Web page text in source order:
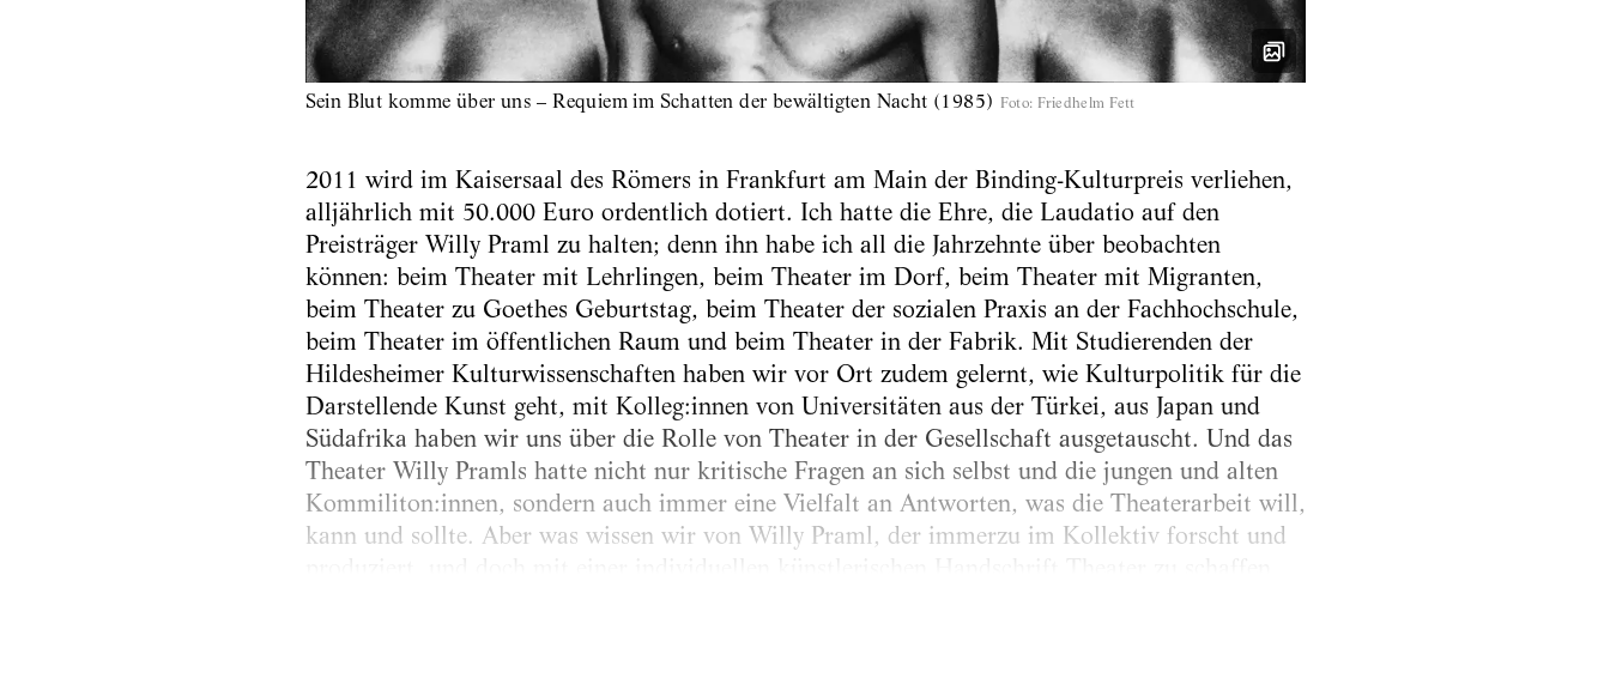
Sein Blut komme über uns – Requiem im Schatten der bewältigten Nacht (1985) Foto: Friedhelm Fett
2011 wird im Kaisersaal des Römers in Frankfurt am Main der Binding-Kulturpreis verliehen,
alljährlich mit 50.000 Euro ordentlich dotiert. Ich hatte die Ehre, die Laudatio auf den
Preisträger Willy Praml zu halten; denn ihn habe ich all die Jahrzehnte über beobachten
können: beim Theater mit Lehrlingen, beim Theater im Dorf, beim Theater mit Migranten,
beim Theater zu Goethes Geburtstag, beim Theater der sozialen Praxis an der Fachhochschule,
beim Theater im öffentlichen Raum und beim Theater in der Fabrik. Mit Studierenden der
Hildesheimer Kulturwissenschaften haben wir vor Ort zudem gelernt, wie Kulturpolitik für die
Darstellende Kunst geht, mit Kolleg:innen von Universitäten aus der Türkei, aus Japan und
Südafrika haben wir uns über die Rolle von Theater in der Gesellschaft ausgetauscht. Und das
Theater Willy Pramls hatte nicht nur kritische Fragen an sich selbst und die jungen und alten
Kommiliton:innen, sondern auch immer eine Vielfalt an Antworten, was die Theaterarbeit will,
kann und sollte. Aber was wissen wir von Willy Praml, der immerzu im Kollektiv forscht und